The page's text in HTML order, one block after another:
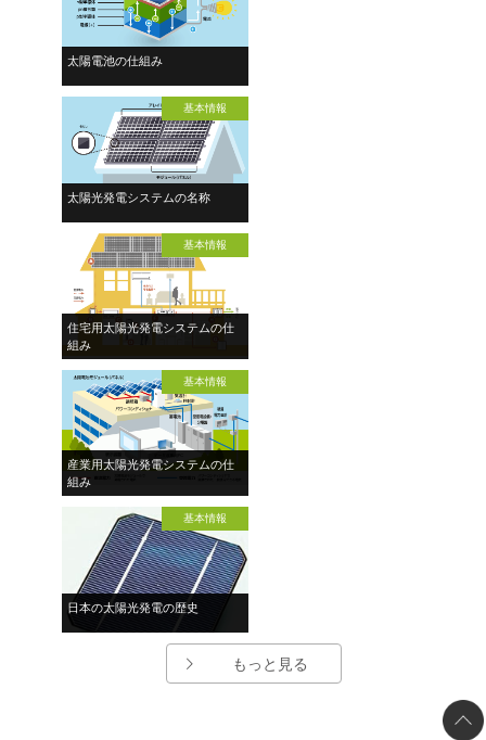
太陽電池の仕組み
基本情報
太陽光発電システムの名称
基本情報
住宅用太陽光発電システムの仕
組み
基本情報
産業用太陽光発電システムの仕
組み
基本情報
日本の太陽光発電の歴史
もっと見る